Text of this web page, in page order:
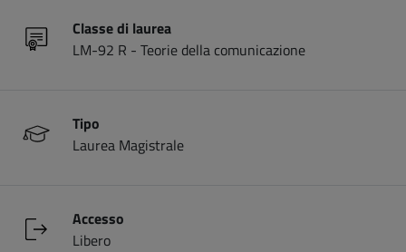
Classe di laurea
LM-92 R - Teorie della comunicazione
Tipo
Laurea Magistrale
Accesso
Libero